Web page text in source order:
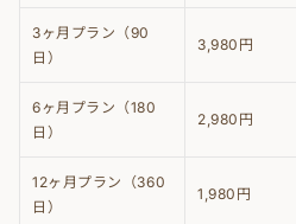
3ヶ月プラン（90
日）
3,980円
6ヶ月プラン（180
日）
2,980円
12ヶ月プラン（360
日）
1,980円